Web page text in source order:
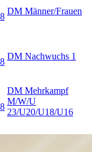
DM Männer/Frauen
DM Nachwuchs 1
DM Mehrkampf
M/W/U
23/U20/U18/U16